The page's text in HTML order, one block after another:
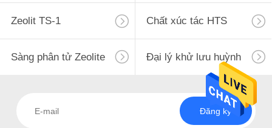
Zeolit ​​TS-1 Chất xúc tác HTS
Sàng phân tử Zeolite Đại lý khử lưu huỳnh
Đăng ký